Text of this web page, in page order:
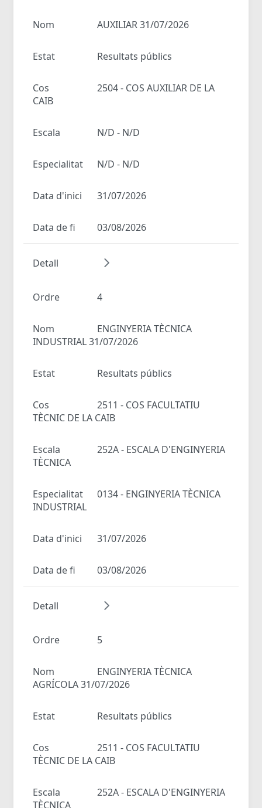
Nom AUXILIAR 31/07/2026
Estat Resultats públics
Cos
2504 - COS AUXILIAR DE LA
CAIB
Escala N/D - N/D
Especialitat N/D - N/D
Data d'inici 31/07/2026
Data de fi 03/08/2026
Detall
Ordre 4
Nom
ENGINYERIA TÈCNICA
INDUSTRIAL 31/07/2026
Estat Resultats públics
Cos
2511 - COS FACULTATIU
TÈCNIC DE LA CAIB
Escala
252A - ESCALA D'ENGINYERIA
TÈCNICA
Especialitat
0134 - ENGINYERIA TÈCNICA
INDUSTRIAL
Data d'inici 31/07/2026
Data de fi 03/08/2026
Detall
Ordre 5
Nom
ENGINYERIA TÈCNICA
AGRÍCOLA 31/07/2026
Estat Resultats públics
Cos
2511 - COS FACULTATIU
TÈCNIC DE LA CAIB
Escala
252A - ESCALA D'ENGINYERIA
TÈCNICA